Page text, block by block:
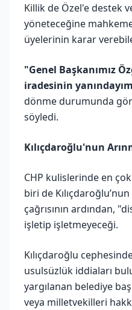
Killik de Özel'e destek
yöneteceğine
üyelerinin karar
"Genel Başkanımız
iradesinin
dönme durumunda
söyledi.
Kılıçdaroğlu'nun
CHP kulislerinde en
biri de Kılıçdaroğlu’nun
çağrısının ardından,
işletip işletmeyeceği.
Kılıçdaroğlu
usulsüzlük iddiaları
yargılanan belediye
veya milletvekilleri